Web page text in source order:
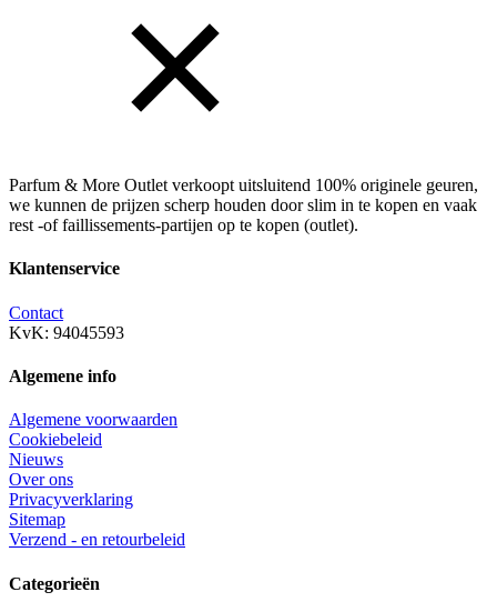
Parfum & More Outlet verkoopt uitsluitend 100% originele geuren,
we kunnen de prijzen scherp houden door slim in te kopen en vaak
rest -of faillissements-partijen op te kopen (outlet).
Klantenservice
Contact
KvK: 94045593
Algemene info
Algemene voorwaarden
Cookiebeleid
Nieuws
Over ons
Privacyverklaring
Sitemap
Verzend - en retourbeleid
Categorieën